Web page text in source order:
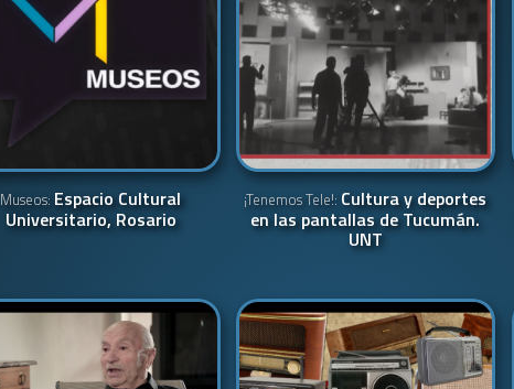
Museos: Espacio Cultural
Universitario, Rosario
¡Tenemos Tele!: Cultura y deportes
en las pantallas de Tucumán.
UNT